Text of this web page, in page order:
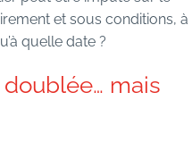
et sous conditions, à
quelle date ?
mais